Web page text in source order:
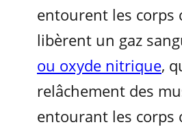
entourent les corps
libèrent un gaz
ou oxyde nitrique,
relâchement des
entourant les corps